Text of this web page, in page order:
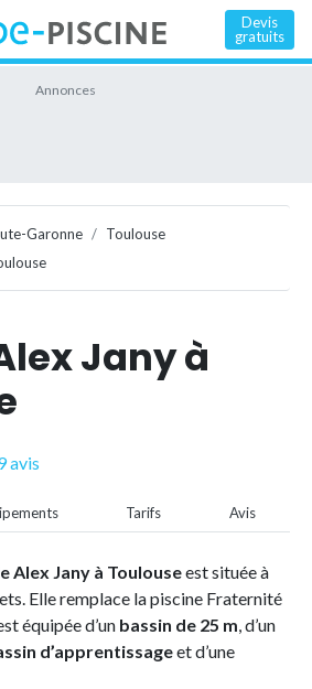
Devis
gratuits
Garonne
Toulouse
Jany à
avis
Tarifs Avis
Alex Jany à Toulouseest située à
Elle remplace la piscine Fraternité
équipée d’un bassin de 25 m, d’un
d’apprentissageet d’une